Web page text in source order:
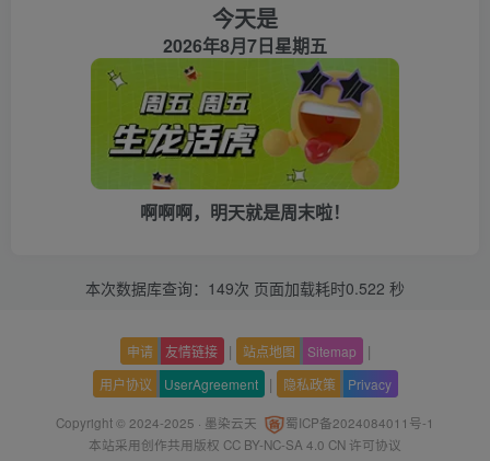
今天是
2026年8月7日星期五
啊啊啊，明天就是周末啦！
本次数据库查询：149次 页面加载耗时0.522 秒
申请 友情链接 | 站点地图 Sitemap |
用户协议 UserAgreement | 隐私政策 Privacy
Copyright © 2024-2025 · 墨染云天
蜀ICP备2024084011号-1
本站采用创作共用版权 CC BY-NC-SA 4.0 CN 许可协议